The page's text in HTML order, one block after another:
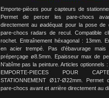
Emporte-pièces pour capteurs de
Permet de percer les pare-chocs
directement au øadéquat pour la pose de
pare-chocs radars de recul. Compatible
rochet. Entraînement héxagonal : 13mm.
en acier trempé. Pas d'ébavurage mais
préperçage ø8.5mm. Epaisseur max de
N'abîme pas la peinture. Articles optionnels
EMPORTE-PIECES POUR
STATIONNEMENT Ø17-Ø22mm. Permet
pare-chocs avant et arrière directement au